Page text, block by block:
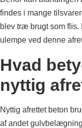
findes i mange
blev træ brugt som flis.
ulempe ved denne
Hvad
nyttig
Nyttig afrettet beton
af andet